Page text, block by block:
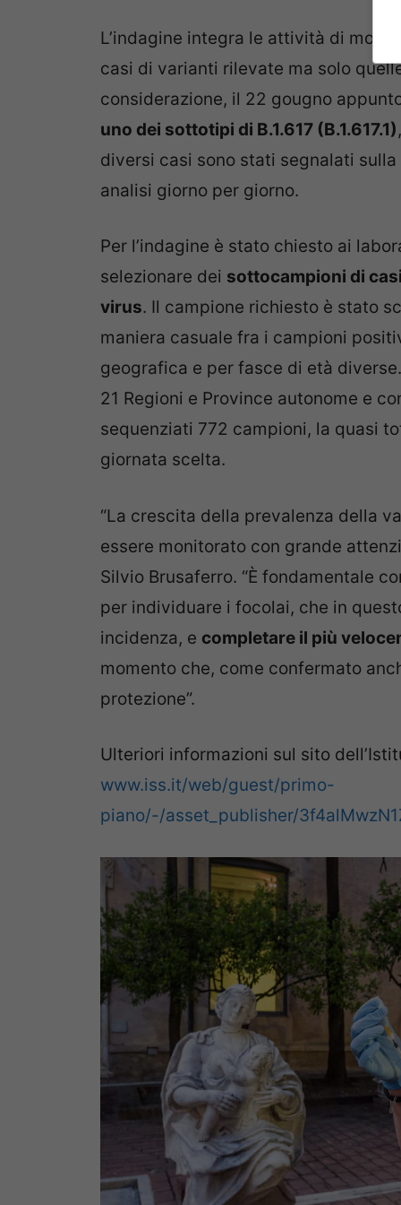
L’indagine integra le attività di
casi di varianti rilevate ma solo
considerazione, il 22 gougno
uno dei sottotipi di B.1.617 (B.1.617.1)
diversi casi sono stati segnalati
analisi giorno per giorno.
Per l’indagine è stato chiesto ai
selezionare dei sottocampioni di
virus. Il campione richiesto è stato
maniera casuale fra i campioni
geografica e per fasce di età
21 Regioni e Province autonome e
sequenziati 772 campioni, la quasi
giornata scelta.
“La crescita della prevalenza della
essere monitorato con grande
Silvio Brusaferro. “È fondamentale
per individuare i focolai, che in
incidenza, e completare il più
momento che, come confermato
protezione”.
Ulteriori informazioni sul sito
www.iss.it/web/guest/primo-
piano/-/asset_publisher/